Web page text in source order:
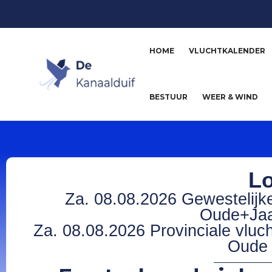
HOME VLUCHTKALENDER
BESTUUR WEER & WIND
Za. 08.08.2026
Za. 08.08.2026 Provinciale